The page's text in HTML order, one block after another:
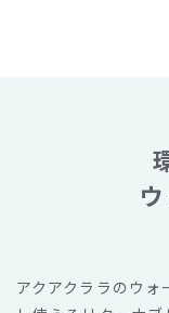
アクアクララのウ